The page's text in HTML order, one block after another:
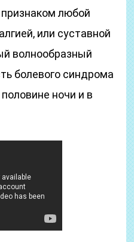
любой
или суставной
волнообразный
болевого синдрома
ночи и в